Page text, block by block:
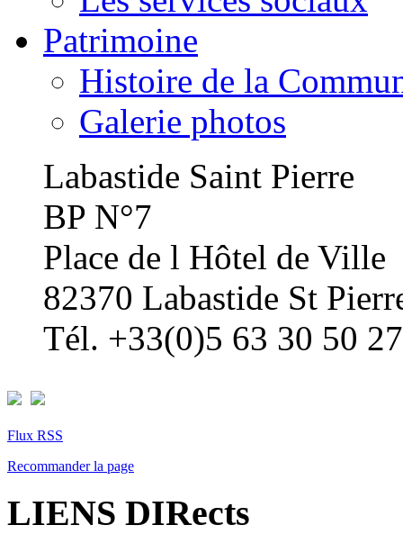
Patrimoine
Histoire de la
Galerie photos
Labastide Saint Pierre
BP N°7
Place de l Hôtel de Ville
82370 Labastide St
Tél. +33(0)5 63 30 50 27
Flux RSS
Recommander la page
LIENS DIRects